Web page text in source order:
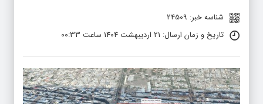
شناسه خبر: 24509
تاریخ و زمان ارسال: 21 اردیبهشت 1404 ساعت 00:33